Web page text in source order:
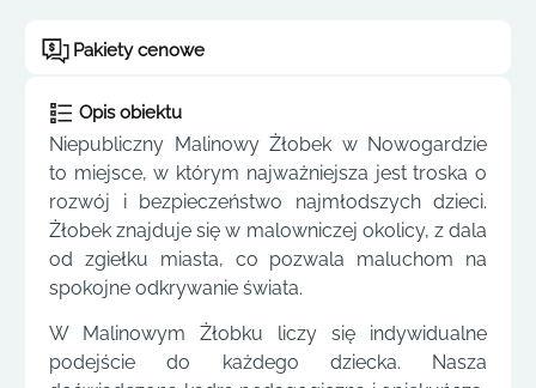
Pakiety cenowe
Opis obiektu
Niepubliczny Malinowy Żłobek w Nowogardzie
to miejsce, w którym najważniejsza jest troska o
rozwój i bezpieczeństwo najmłodszych dzieci.
Żłobek znajduje się w malowniczej okolicy, z dala
od zgiełku miasta, co pozwala maluchom na
spokojne odkrywanie świata.
W Malinowym Żłobku liczy się indywidualne
podejście do każdego dziecka. Nasza